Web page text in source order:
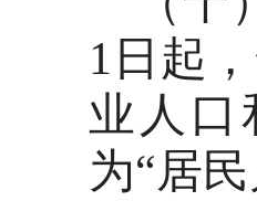
1日起
业人口
为“居